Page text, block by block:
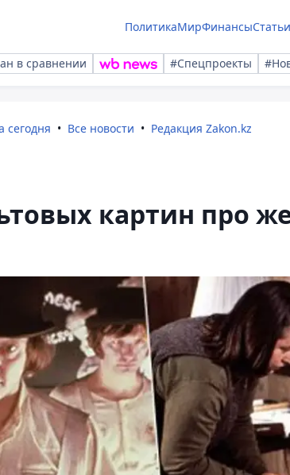
ПолитикаМирФинансыСтатьи
в сравнении #Спецпроекты
сегодня Все новости Редакция Zakon.kz
картин про